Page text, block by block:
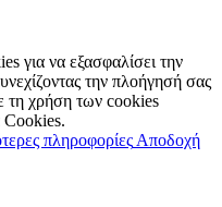
για να εξασφαλίσει την
την πλοήγησή σας
τη χρήση των cookies
Cookies.
πληροφορίεςΑποδοχή